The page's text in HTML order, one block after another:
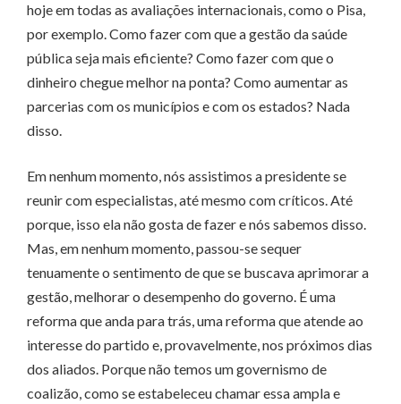
hoje em todas as avaliações internacionais, como o Pisa,
por exemplo. Como fazer com que a gestão da saúde
pública seja mais eficiente? Como fazer com que o
dinheiro chegue melhor na ponta? Como aumentar as
parcerias com os municípios e com os estados? Nada
disso.
Em nenhum momento, nós assistimos a presidente se
reunir com especialistas, até mesmo com críticos. Até
porque, isso ela não gosta de fazer e nós sabemos disso.
Mas, em nenhum momento, passou-se sequer
tenuamente o sentimento de que se buscava aprimorar a
gestão, melhorar o desempenho do governo. É uma
reforma que anda para trás, uma reforma que atende ao
interesse do partido e, provavelmente, nos próximos dias
dos aliados. Porque não temos um governismo de
coalizão, como se estabeleceu chamar essa ampla e